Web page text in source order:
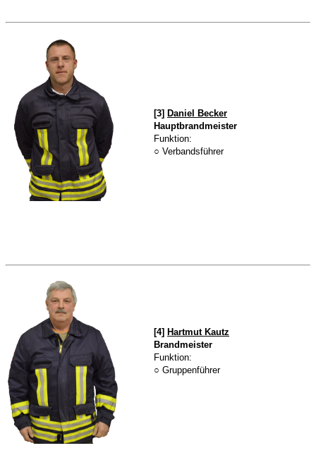
[3] Daniel Becker
Hauptbrandmeister
Funktion:
○ Verbandsführer
[4] Hartmut Kautz
Brandmeister
Funktion:
○ Gruppenführer